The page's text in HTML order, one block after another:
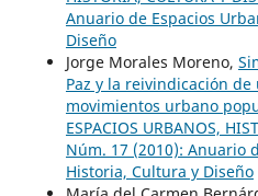
Anuario de Espacios
Diseño
Jorge Morales Moreno,
Paz y la reivindicación
movimientos urbano
ESPACIOS URBANOS,
Núm. 17 (2010): Anuario
Historia, Cultura y Diseño